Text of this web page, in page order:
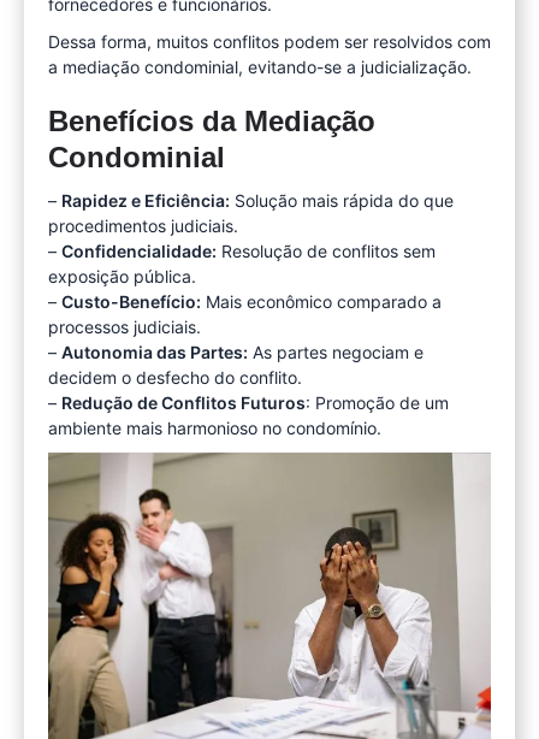
fornecedores e funcionários.
Dessa forma, muitos conflitos podem ser resolvidos com
a mediação condominial, evitando-se a judicialização.
Benefícios da Mediação
Condominial
– Rapidez e Eficiência: Solução mais rápida do que
procedimentos judiciais.
– Confidencialidade: Resolução de conflitos sem
exposição pública.
– Custo-Benefício: Mais econômico comparado a
processos judiciais.
– Autonomia das Partes: As partes negociam e
decidem o desfecho do conflito.
– Redução de Conflitos Futuros: Promoção de um
ambiente mais harmonioso no condomínio.